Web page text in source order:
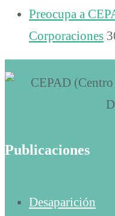
Preocupa a
Corporaciones
Publicaciones
Desaparición